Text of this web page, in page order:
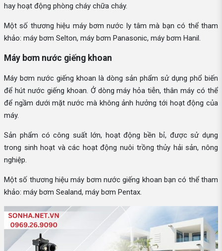
hay hoạt động phòng cháy chữa cháy.
Một số thương hiệu máy bơm nước ly tâm mà bạn có thể tham
khảo: máy bơm Selton, máy bơm Panasonic, máy bơm Hanil.
Máy bơm nước giếng khoan
Máy bơm nước giếng khoan là dòng sản phẩm sử dụng phổ biến
để hút nước giếng khoan. Ở dòng máy hỏa tiễn, thân máy có thể
để ngầm dưới mặt nước mà không ảnh hưởng tới hoạt động của
máy.
Sản phẩm có công suất lớn, hoạt động bền bỉ, được sử dụng
trong sinh hoạt và các hoạt động nuôi trồng thủy hải sản, nông
nghiệp.
Một số thương hiệu máy bơm nước giếng khoan bạn có thể tham
khảo: máy bơm Sealand, máy bơm Pentax.